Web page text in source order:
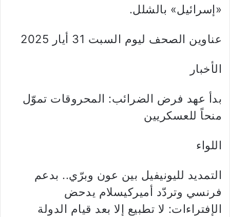
«إسرائيل» بالشلل.
عناوين الصحف ليوم السبت 31 أيار 2025
الأخبار
بدأ عهد فرض الضرائب: المحروقات تموّل
منحاً للعسكريين
اللواء
التمديد لليونيفيل بين عون وبرّي.. بدعم
فرنسي وتردّد أميركيسلام يدحض
الإفتراءات: لا تطبيع إلا بعد قيام الدولة